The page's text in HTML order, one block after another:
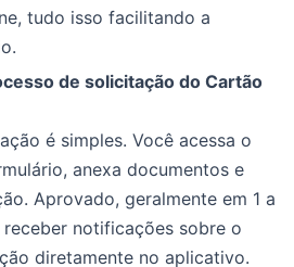
tudo isso facilitando a
de solicitação do Cartão
é simples. Você acessa o
anexa documentos e
Aprovado, geralmente em 1 a
notificações sobre o
diretamente no aplicativo.